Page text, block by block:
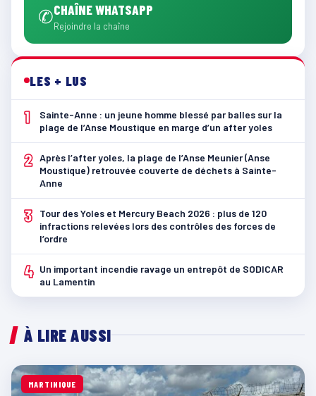
✆CHAÎNE WHATSAPP
Rejoindre la chaîne
LES + LUS
1
Sainte-Anne : un jeune homme blessé par balles sur la
plage de l’Anse Moustique en marge d’un after yoles
2 Après l’after yoles, la plage de l’Anse Meunier (Anse
Moustique) retrouvée couverte de déchets à Sainte-
Anne
3
Tour des Yoles et Mercury Beach 2026 : plus de 120
infractions relevées lors des contrôles des forces de
l’ordre
4 Un important incendie ravage un entrepôt de SODICAR
au Lamentin
À LIRE AUSSI
MARTINIQUE